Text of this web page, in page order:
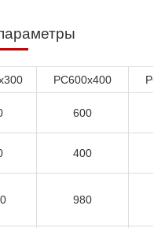
PC600x400
600
400
980